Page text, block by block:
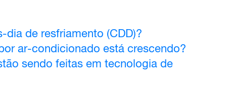
dia de resfriamento (CDD)?
ar-condicionado está crescendo?
sendo feitas em tecnologia de